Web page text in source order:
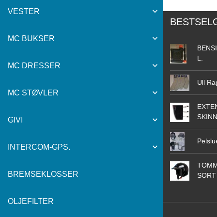
VESTER
MC BUKSER
MC DRESSER
MC STØVLER
GIVI
INTERCOM-GPS.
BREMSEKLOSSER
OLJEFILTER
L.
Ull
SORT